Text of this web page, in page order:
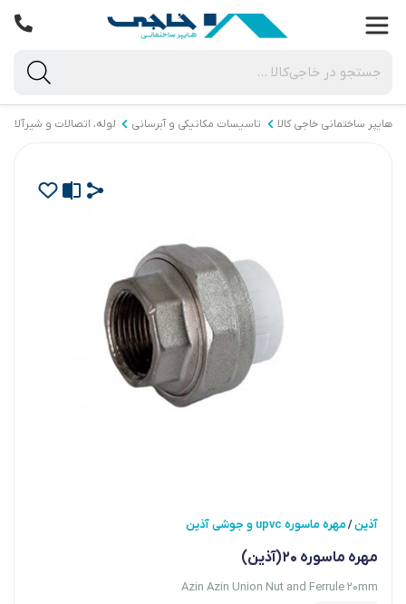
هایپر ساختمانی خاجی‌ کالا تاسیسات مکانیکی و آبرسانی لوله، اتصالات و شیرآلات
آذین/مهره ماسوره upvc و جوشی آذین
مهره ماسوره 20(آذین)
Azin Azin Union Nut and Ferrule 20mm